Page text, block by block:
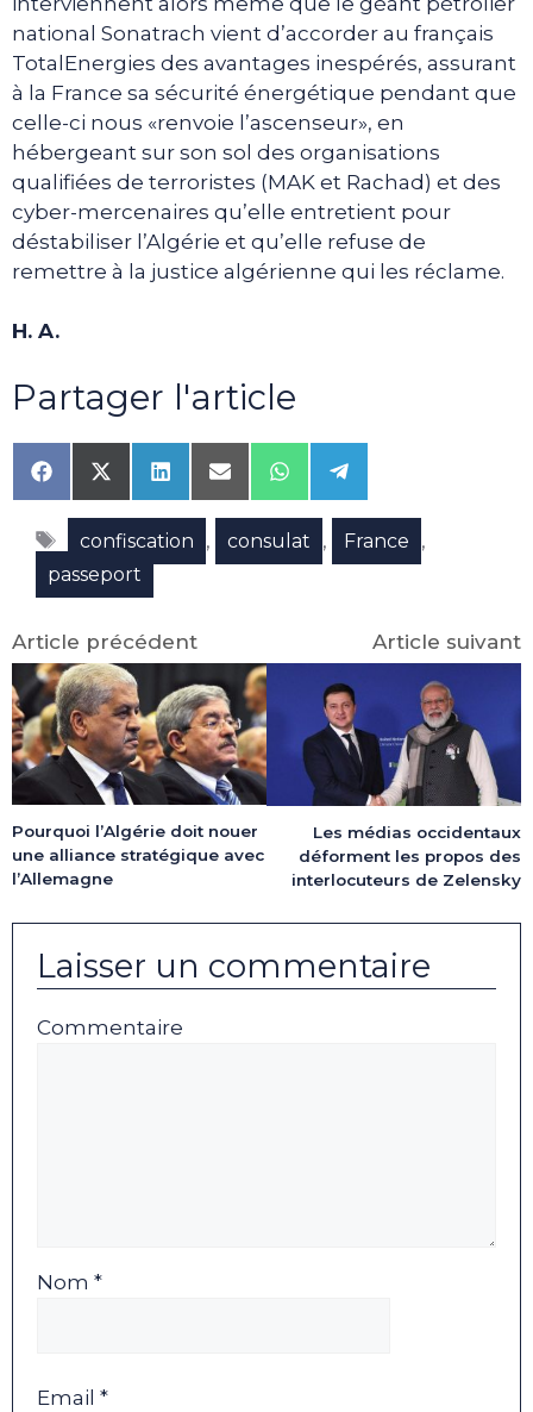
national Sonatrach vient d’accorder au français
TotalEnergies des avantages inespérés, assurant
à la France sa sécurité énergétique pendant que
celle-ci nous «renvoie l’ascenseur», en
hébergeant sur son sol des organisations
qualifiées de terroristes (MAK et Rachad) et des
cyber-mercenaires qu’elle entretient pour
déstabiliser l’Algérie et qu’elle refuse de
remettre à la justice algérienne qui les réclame.
H. A.
Partager l'article
Share
on
Facebook
Share
on
X
(Twitter)
Share
on
LinkedIn
Share
on
Email
Share
on
WhatsApp
Share
on
Telegram
Étiquettes
confiscation , consulat , France ,
passeport
Article précédent
Pourquoi l’Algérie doit nouer
une alliance stratégique avec
l’Allemagne
Article suivant
Les médias occidentaux
déforment les propos des
interlocuteurs de Zelensky
Laisser un commentaire
Commentaire
Nom *
Email *